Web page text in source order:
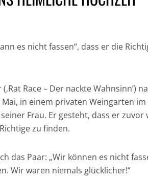
HAUPTROLLE:
DER CHRONOGRAF!
UHREN IN DER
»
GESUND UND GUT
FÜR DICH UND DIE
UMWELT:
NACHHALTIGE
es nicht fassen“, dass er die
Race – Der nackte Wahnsinn‘)
in einem privaten Weingarten im
Frau. Er gesteht, dass er zuvor
zu finden.
das Paar: „Wir können es nicht
Wir waren niemals glücklicher!“